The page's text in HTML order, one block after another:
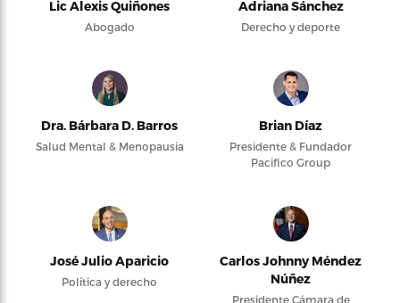
Lic Alexis Quiñones
Abogado
Adriana Sánchez
Derecho y deporte
Dra. Bárbara D. Barros
Salud Mental & Menopausia
Brian Díaz
Presidente & Fundador
Pacifico Group
José Julio Aparicio
Política y derecho
Carlos Johnny Méndez
Núñez
Presidente Cámara de